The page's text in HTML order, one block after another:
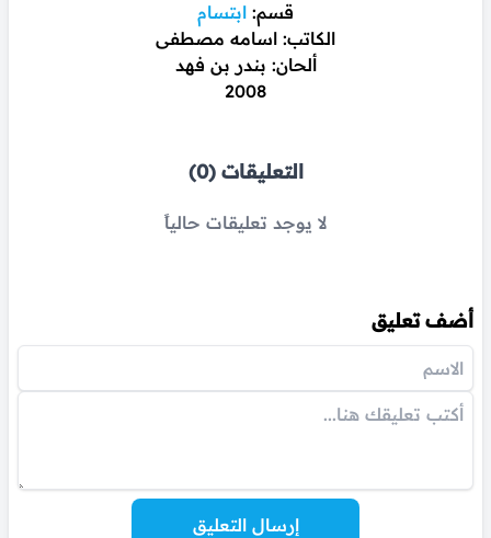
قسم: ابتسام
الكاتب: اسامه مصطفى
ألحان: بندر بن فهد
2008
التعليقات (0)
لا يوجد تعليقات حالياً
أضف تعليق
إرسال التعليق